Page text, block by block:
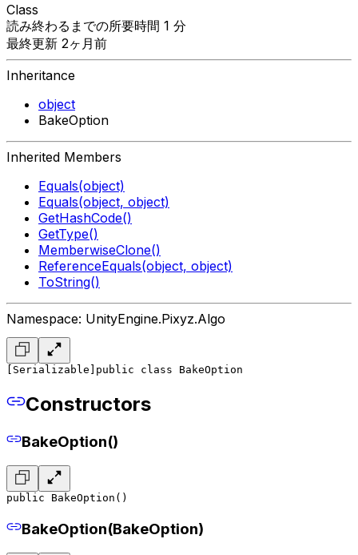
Class
読み終わるまでの所要時間 1 分
最終更新 2ヶ月前
Inheritance
object
BakeOption
Inherited Members
Equals(object)
Equals(object, object)
GetHashCode()
GetType()
MemberwiseClone()
ReferenceEquals(object, object)
ToString()
Namespace: UnityEngine.Pixyz.Algo
[Serializable] public class BakeOption
Constructors
BakeOption()
public BakeOption()
BakeOption(BakeOption)